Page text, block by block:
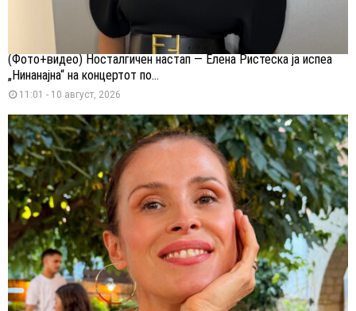
(Фото+видео) Носталгичен настап — Елена Ристеска ја испеа
„Нинанајна“ на концертот по...
11:01 - 10 август, 2026